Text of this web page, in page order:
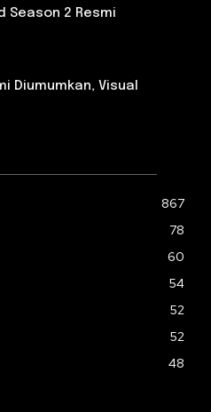
Season 2 Resmi
Diumumkan, Visual
867
78
60
54
52
52
48